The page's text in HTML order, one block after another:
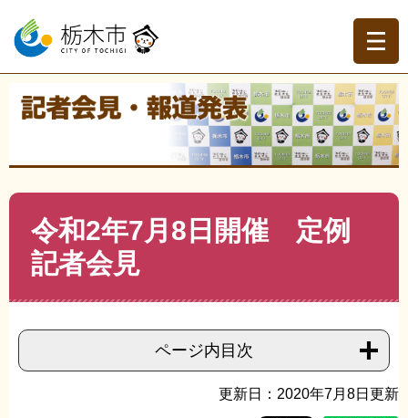
ー
の
ニ
ー
て
本
現在地
記者会見・報道発表 >記者会見>令和2年
令和2年7月8日開催 定例記者会見
令和2年7月8日開催 定例
記者会見
ページ内目次
更新日：2020年7月8日更新